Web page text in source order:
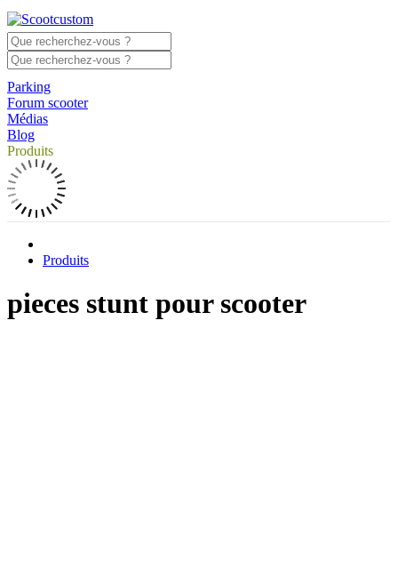
Parking
Forum scooter
Médias
Blog
Produits
Produits
pieces stunt pour scooter